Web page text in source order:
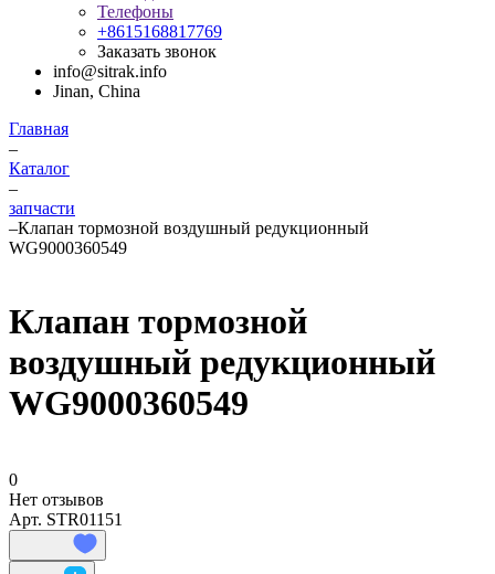
Телефоны
+8615168817769
Заказать звонок
info@sitrak.info
Jinan, China
Главная
–
Каталог
–
запчасти
–Клапан тормозной воздушный редукционный
WG9000360549
Клапан тормозной
воздушный редукционный
WG9000360549
0
Нет отзывов
Арт. STR01151